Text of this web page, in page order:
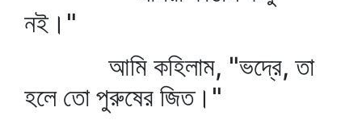
নই।"
আমি কহিলাম, "ভদ্রে, তা
হলে তো পুরুষের জিত।"